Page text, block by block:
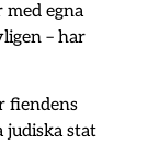
egna
– har
fiendens
judiska stat